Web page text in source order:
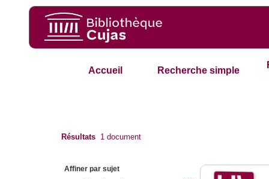
Accueil Recherche simple
Résultats 1 document
Affiner par sujet